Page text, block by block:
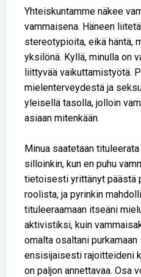
Yhteiskuntamme näkee
vammaisena. Häneen
stereotypioita, eikä häntä,
yksilönä. Kyllä, minulla on
liittyvää vaikuttamistyötä.
mielenterveydestä ja
yleisellä tasolla, jolloin
asiaan mitenkään.
Minua saatetaan
silloinkin, kun en puhu
tietoisesti yrittänyt päästä
roolista, ja pyrinkin
tituleeraamaan itseäni
aktivistiksi, kuin
omalta osaltani
ensisijaisesti rajoitteideni
on paljon annettavaa. Osa